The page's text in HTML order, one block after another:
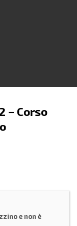
– Corso
e non è